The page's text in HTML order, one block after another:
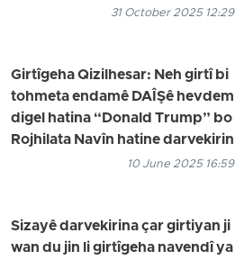
31 October 2025 12:29
Girtîgeha Qizilhesar: Neh girtî bi
tohmeta endamê DAÎŞê hevdem
digel hatina “Donald Trump” bo
Rojhilata Navîn hatine darvekirin
10 June 2025 16:59
Sizayê darvekirina çar girtiyan ji
wan du jin li girtîgeha navendî ya